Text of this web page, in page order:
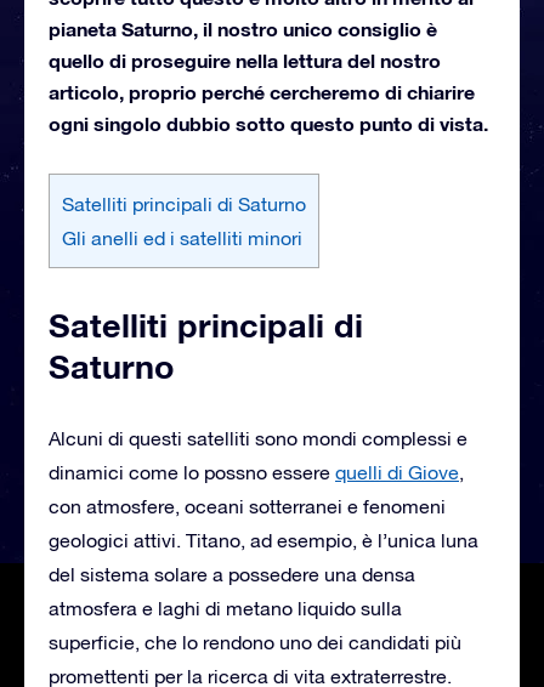
pianeta Saturno, il nostro unico consiglio è
quello di proseguire nella lettura del nostro
articolo, proprio perché cercheremo di chiarire
ogni singolo dubbio sotto questo punto di vista.
Satelliti principali di Saturno
Gli anelli ed i satelliti minori
Satelliti principali di
Saturno
Alcuni di questi satelliti sono mondi complessi e
dinamici come lo possno essere quelli di Giove,
con atmosfere, oceani sotterranei e fenomeni
geologici attivi. Titano, ad esempio, è l’unica luna
del sistema solare a possedere una densa
atmosfera e laghi di metano liquido sulla
superficie, che lo rendono uno dei candidati più
promettenti per la ricerca di vita extraterrestre.